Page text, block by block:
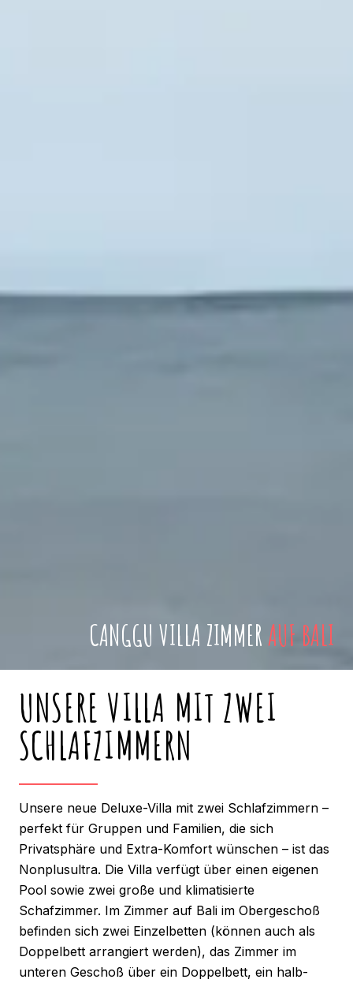
CANGGU VILLA ZIMMERAUF BALI
UNSERE VILLA MIT ZWEI
SCHLAFZIMMERN
Unsere neue Deluxe-Villa mit zwei Schlafzimmern –
perfekt für Gruppen und Familien, die sich
Privatsphäre und Extra-Komfort wünschen – ist das
Nonplusultra. Die Villa verfügt über einen eigenen
Pool sowie zwei große und klimatisierte
Schafzimmer. Im Zimmer auf Bali im Obergeschoß
befinden sich zwei Einzelbetten (können auch als
Doppelbett arrangiert werden), das Zimmer im
unteren Geschoß über ein Doppelbett, ein halb-